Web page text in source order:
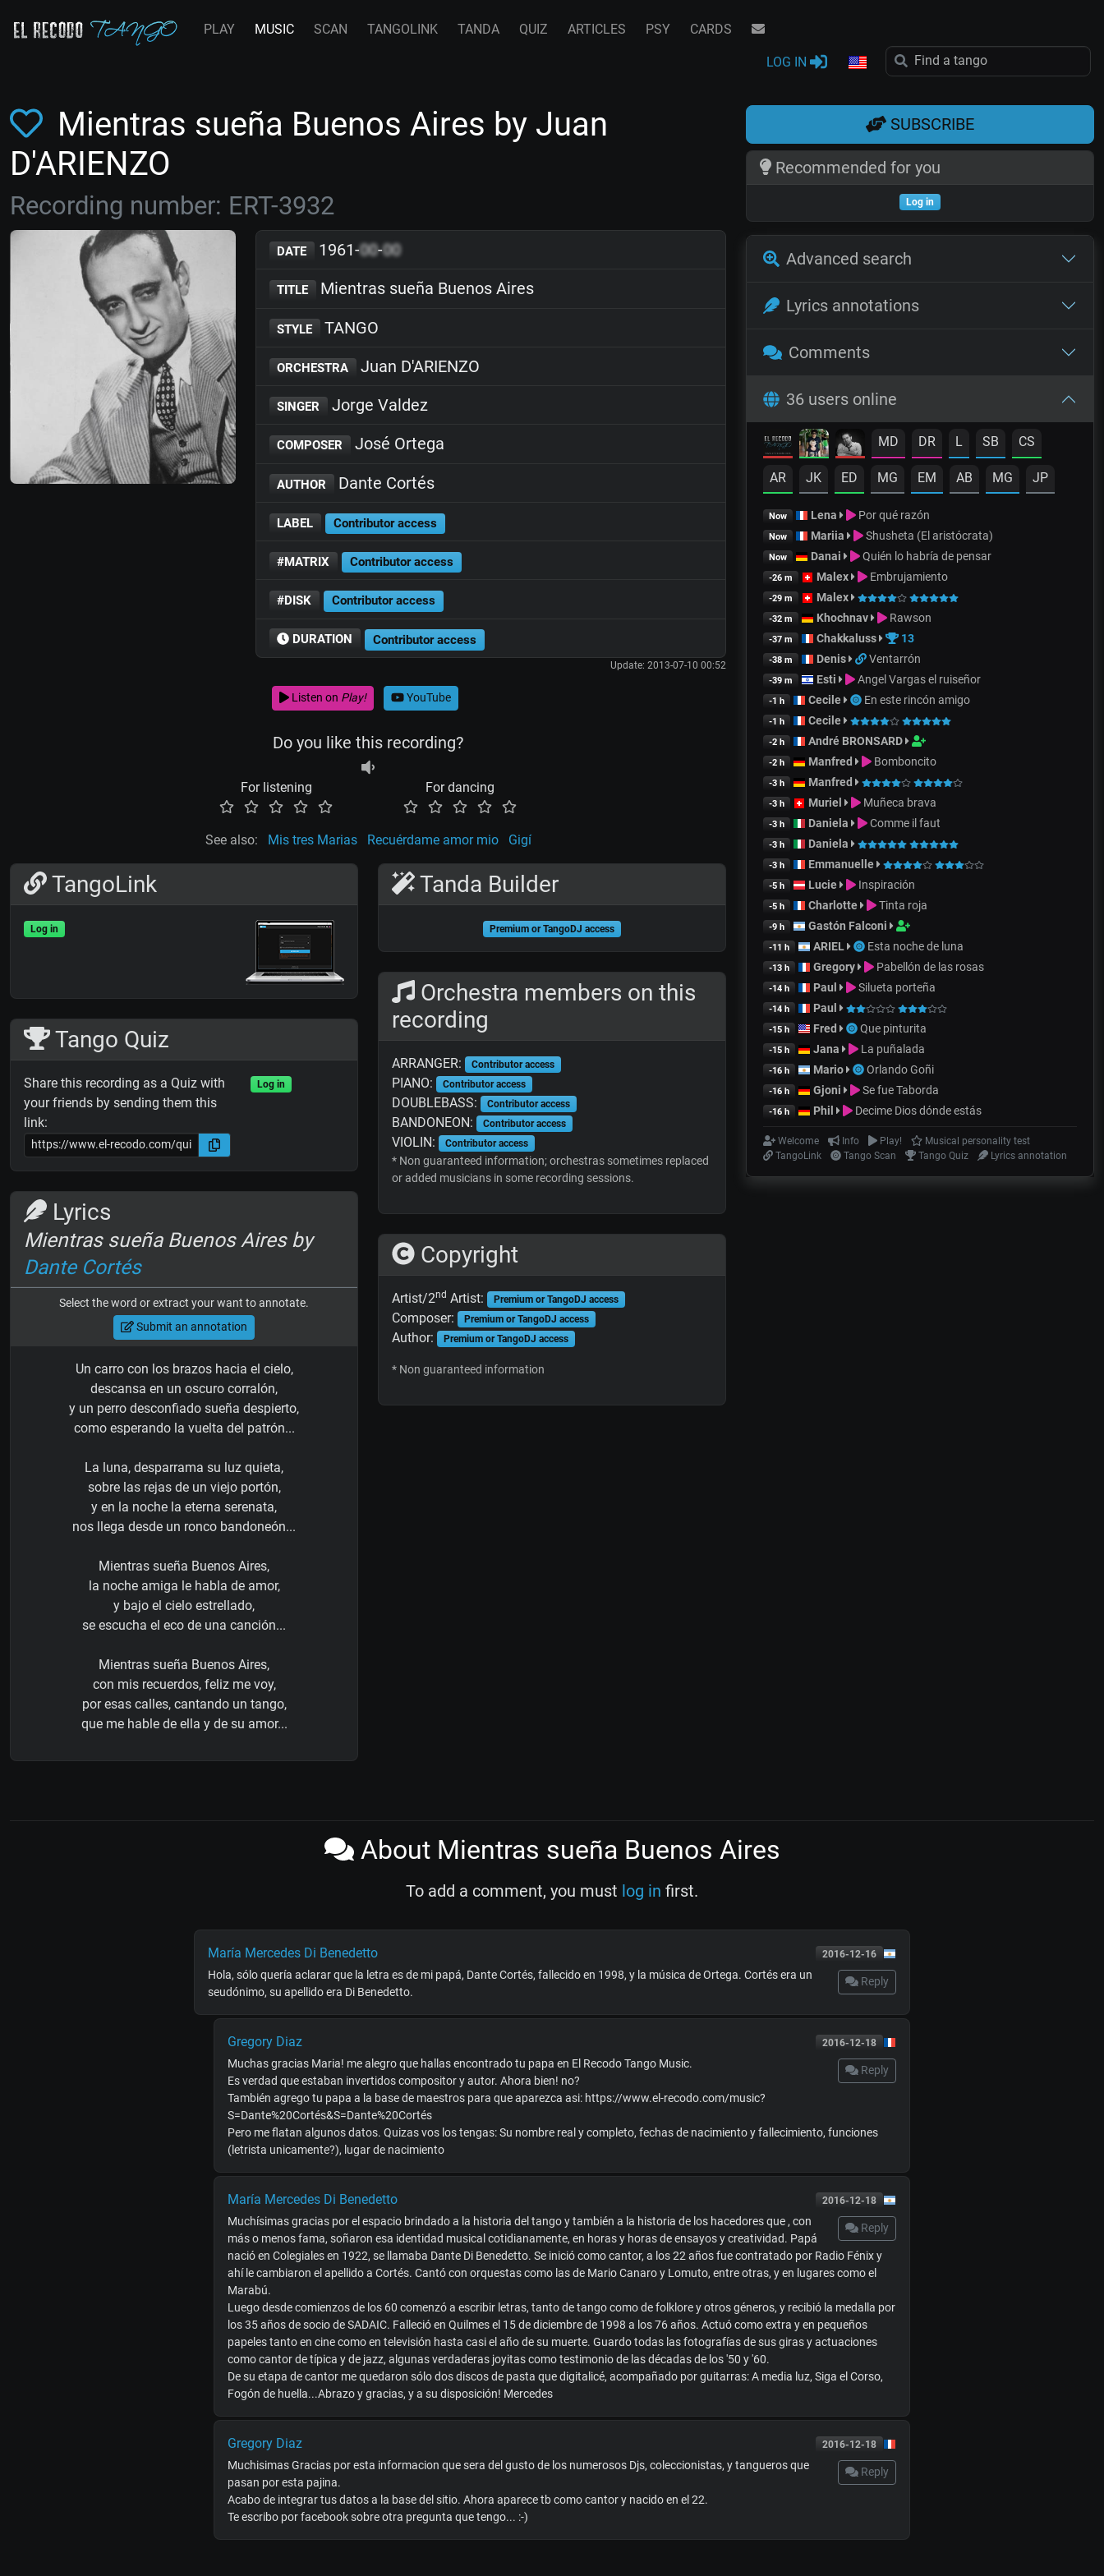
PLAY MUSIC SCAN TANGOLINK TANDA QUIZ ARTICLES PSY CARDS
LOG IN
Mientras sueña Buenos Aires by Juan
D'ARIENZO
Recording number: ERT-3932
DATE 1961-00-00
TITLE Mientras sueña Buenos Aires
STYLE TANGO
ORCHESTRA Juan D'ARIENZO
SINGER Jorge Valdez
COMPOSER José Ortega
AUTHOR Dante Cortés
LABEL Contributor access
#MATRIX Contributor access
#DISK Contributor access
DURATION Contributor access
Update: 2013-07-10 00:52
Listen on Play! YouTube
Do you like this recording?
For listening For dancing
See also: Mis tres Marias Recuérdame amor mio Gigí
TangoLink
Log in
Tango Quiz
Share this recording as a Quiz with
your friends by sending them this
link:
Log in
Lyrics
Mientras sueña Buenos Aires by
Dante Cortés
Select the word or extract your want to annotate.
Submit an annotation
Un carro con los brazos hacia el cielo,
descansa en un oscuro corralón,
y un perro desconfiado sueña despierto,
como esperando la vuelta del patrón...
La luna, desparrama su luz quieta,
sobre las rejas de un viejo portón,
y en la noche la eterna serenata,
nos llega desde un ronco bandoneón...
Mientras sueña Buenos Aires,
la noche amiga le habla de amor,
y bajo el cielo estrellado,
se escucha el eco de una canción...
Mientras sueña Buenos Aires,
con mis recuerdos, feliz me voy,
por esas calles, cantando un tango,
que me hable de ella y de su amor...
Tanda Builder
Premium or TangoDJ access
Orchestra members on this
recording
ARRANGER: Contributor access
PIANO: Contributor access
DOUBLEBASS: Contributor access
BANDONEON: Contributor access
VIOLIN: Contributor access
* Non guaranteed information; orchestras sometimes replaced
or added musicians in some recording sessions.
Copyright
Artist/2nd Artist: Premium or TangoDJ access
Composer: Premium or TangoDJ access
Author: Premium or TangoDJ access
* Non guaranteed information
SUBSCRIBE
Recommended for you
Log in
Advanced search
Lyrics annotations
Comments
36 users online
MD DR L SB CS
AR JK ED MG EM AB MG JP
Now Lena Por qué razón
Now Mariia Shusheta (El aristócrata)
Now Danai Quién lo habría de pensar
-26 m Malex Embrujamiento
-29 m Malex
-32 m Khochnav Rawson
-37 m Chakkaluss 13
-38 m Denis Ventarrón
-39 m Esti Angel Vargas el ruiseñor
-1 h Cecile En este rincón amigo
-1 h Cecile
-2 h André BRONSARD
-2 h Manfred Bomboncito
-3 h Manfred
-3 h Muriel Muñeca brava
-3 h Daniela Comme il faut
-3 h Daniela
-3 h Emmanuelle
-5 h Lucie Inspiración
-5 h Charlotte Tinta roja
-9 h Gastón Falconi
-11 h ARIEL Esta noche de luna
-13 h Gregory Pabellón de las rosas
-14 h Paul Silueta porteña
-14 h Paul
-15 h Fred Que pinturita
-15 h Jana La puñalada
-16 h Mario Orlando Goñi
-16 h Gjoni Se fue Taborda
-16 h Phil Decime Dios dónde estás
Welcome Info Play!
Musical personality test
TangoLink
Tango Scan Tango Quiz Lyrics annotation
About Mientras sueña Buenos Aires
To add a comment, you must log in first.
2016-12-16
María Mercedes Di Benedetto
Reply
Hola, sólo quería aclarar que la letra es de mi papá, Dante Cortés, fallecido en 1998, y la música de Ortega. Cortés era un
seudónimo, su apellido era Di Benedetto.
2016-12-18
Gregory Diaz
Reply
Muchas gracias Maria! me alegro que hallas encontrado tu papa en El Recodo Tango Music.
Es verdad que estaban invertidos compositor y autor. Ahora bien! no?
También agrego tu papa a la base de maestros para que aparezca asi: https://www.el-recodo.com/music?
S=Dante%20Cortés&S=Dante%20Cortés
Pero me flatan algunos datos. Quizas vos los tengas: Su nombre real y completo, fechas de nacimiento y fallecimiento, funciones
(letrista unicamente?), lugar de nacimiento
2016-12-18
María Mercedes Di Benedetto
Reply
Muchísimas gracias por el espacio brindado a la historia del tango y también a la historia de los hacedores que , con
más o menos fama, soñaron esa identidad musical cotidianamente, en horas y horas de ensayos y creatividad. Papá
nació en Colegiales en 1922, se llamaba Dante Di Benedetto. Se inició como cantor, a los 22 años fue contratado por Radio Fénix y
ahí le cambiaron el apellido a Cortés. Cantó con orquestas como las de Mario Canaro y Lomuto, entre otras, y en lugares como el
Marabú.
Luego desde comienzos de los 60 comenzó a escribir letras, tanto de tango como de folklore y otros géneros, y recibió la medalla por
los 35 años de socio de SADAIC. Falleció en Quilmes el 15 de diciembre de 1998 a los 76 años. Actuó como extra y en pequeños
papeles tanto en cine como en televisión hasta casi el año de su muerte. Guardo todas las fotografías de sus giras y actuaciones
como cantor de típica y de jazz, algunas verdaderas joyitas como testimonio de las décadas de los '50 y '60.
De su etapa de cantor me quedaron sólo dos discos de pasta que digitalicé, acompañado por guitarras: A media luz, Siga el Corso,
Fogón de huella...Abrazo y gracias, y a su disposición! Mercedes
2016-12-18
Gregory Diaz
Reply
Muchisimas Gracias por esta informacion que sera del gusto de los numerosos Djs, coleccionistas, y tangueros que
pasan por esta pajina.
Acabo de integrar tus datos a la base del sitio. Ahora aparece tb como cantor y nacido en el 22.
Te escribo por facebook sobre otra pregunta que tengo... :-)